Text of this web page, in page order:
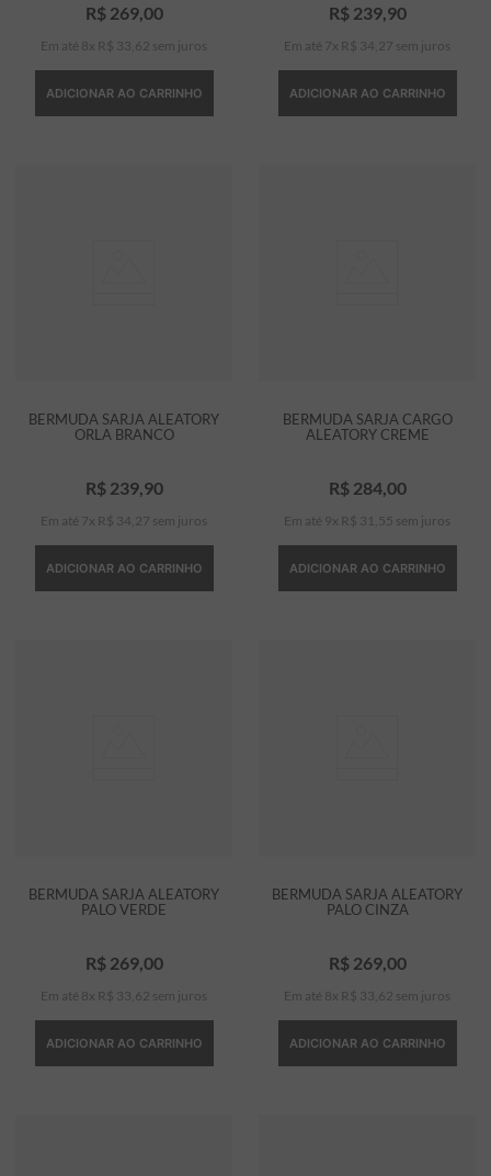
R$ 269, 00
Em até 8 x R$ 33 62 sem juros
ADICIONAR AO CARRINHO
R$ 239, 90
Em até 7 x R$ 34 27 sem juros
ADICIONAR AO CARRINHO
BERMUDA SARJA ALEATORY
ORLA BRANCO
R$ 239, 90
Em até 7 x R$ 34 27 sem juros
ADICIONAR AO CARRINHO
BERMUDA SARJA CARGO
ALEATORY CREME
R$ 284, 00
Em até 9 x R$ 31 55 sem juros
ADICIONAR AO CARRINHO
BERMUDA SARJA ALEATORY
PALO VERDE
R$ 269, 00
Em até 8 x R$ 33 62 sem juros
ADICIONAR AO CARRINHO
BERMUDA SARJA ALEATORY
PALO CINZA
R$ 269, 00
Em até 8 x R$ 33 62 sem juros
ADICIONAR AO CARRINHO